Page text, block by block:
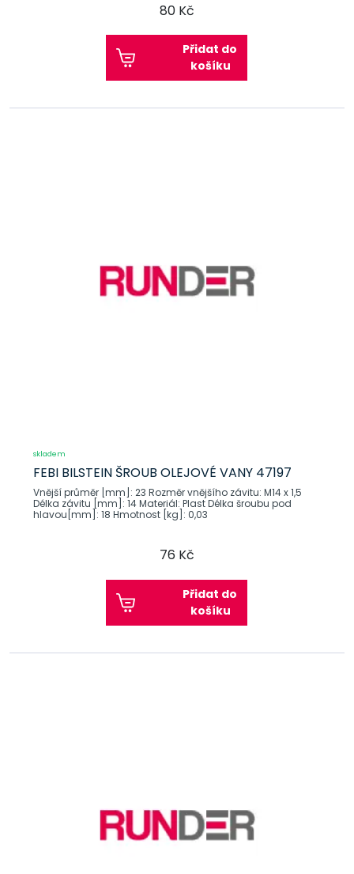
80 Kč
Přidat do
košíku
skladem
FEBI BILSTEIN ŠROUB OLEJOVÉ VANY 47197
Vnější průměr [mm]: 23 Rozměr vnějšího závitu: M14 x 1,5
Délka závitu [mm]: 14 Materiál: Plast Délka šroubu pod
hlavou[mm]: 18 Hmotnost [kg]: 0,03
76 Kč
Přidat do
košíku